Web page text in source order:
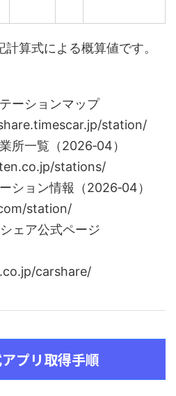
算式による概算値です。
ーションマップ
station/
所一覧（2026‑04）
stations/
ション情報（2026‑04）
station/
ェア公式ページ
carshare/
プリ取得手順